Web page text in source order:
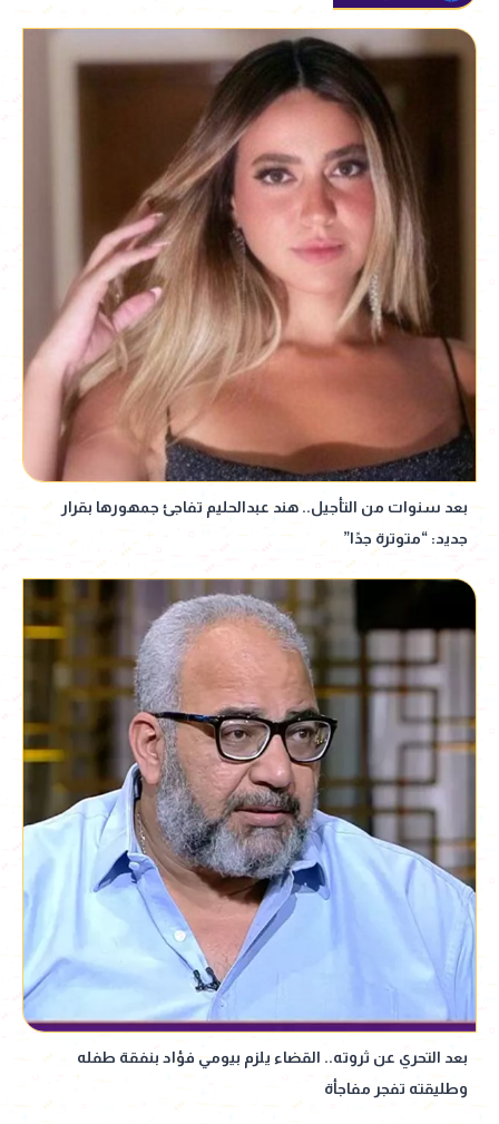
بعد سنوات من التأجيل.. هند عبدالحليم تفاجئ جمهورها بقرار
جديد: “متوترة جدًا”
بعد التحري عن ثروته.. القضاء يلزم بيومي فؤاد بنفقة طفله
وطليقته تفجر مفاجأة